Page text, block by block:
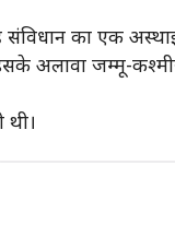
का एक अस्थाई
अलावा जम्मू-